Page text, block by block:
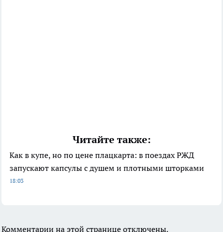
Читайте также:
Как в купе, но по цене плацкарта: в поездах РЖД
запускают капсулы с душем и плотными шторками
18:03
Комментарии на этой странице отключены.